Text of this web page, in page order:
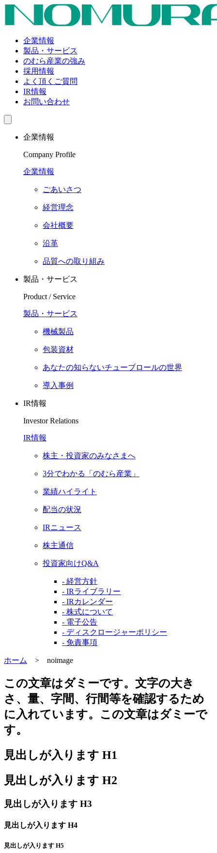
企業情報
製品・サービス
のむら産業の強み
採用情報
よく頂くご質問
IR情報
お問い合わせ
企業情報
Company Profile
企業情報
ごあいさつ
経営理念
会社概要
沿革
品質への取り組み
製品・サービス
Product / Service
製品・サービス
機械製品
包装資材
あなたの知らないチューブロールの世界
導入事例
IR情報
Investor Relations
IR情報
株主・投資家のみなさまへ
3分でわかる「のむら産業」
業績ハイライト
配当の状況
IRニュース
株主通信
投資家向けQ&A
- 経営方針
- IRライブラリー
- IRカレンダー
- 株式について
- 電子公告
- ディスクロージャーポリシー
- 免責事項
ホーム > noimage
この文章はダミーです。文字の大き
さ、量、字間、行間等を確認するため
に入れています。この文章はダミーで
す。
見出しが入ります H1
見出しが入ります H2
見出しが入ります H3
見出しが入ります H4
見出しが入ります H5